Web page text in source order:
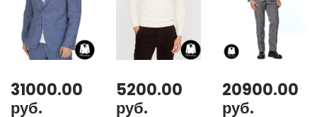
31000.00
руб.
5200.00
руб.
20900.00
руб.